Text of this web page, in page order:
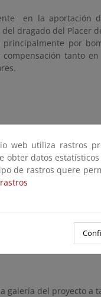
en la aportación
dragado del Placer
por
tanto
galería del proyecto a
web utiliza rastros
datos
de rastros quere